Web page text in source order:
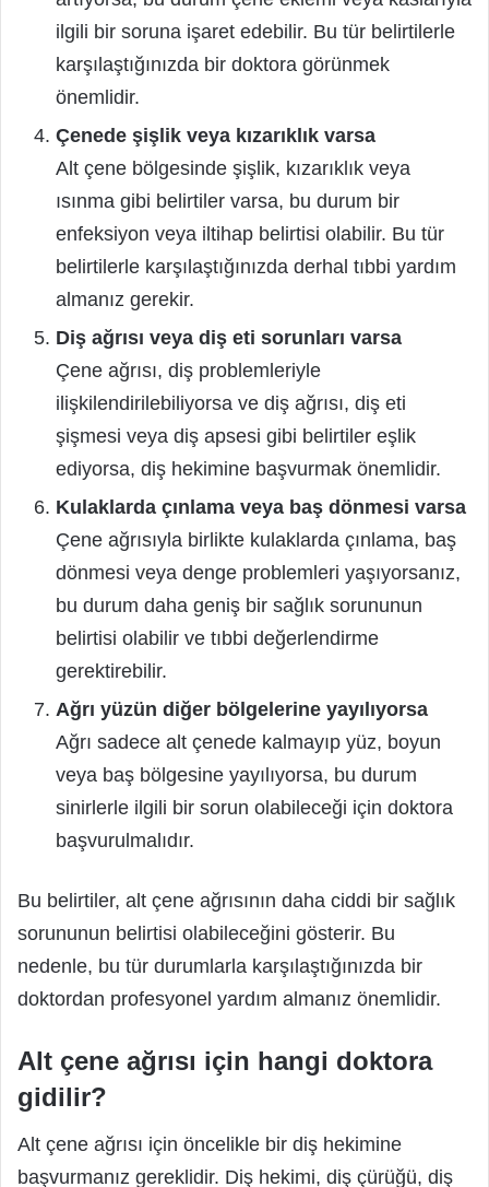
ilgili bir soruna işaret edebilir. Bu tür belirtilerle
karşılaştığınızda bir doktora görünmek
önemlidir.
Çenede şişlik veya kızarıklık varsa
Alt çene bölgesinde şişlik, kızarıklık veya
ısınma gibi belirtiler varsa, bu durum bir
enfeksiyon veya iltihap belirtisi olabilir. Bu tür
belirtilerle karşılaştığınızda derhal tıbbi yardım
almanız gerekir.
Diş ağrısı veya diş eti sorunları varsa
Çene ağrısı, diş problemleriyle
ilişkilendirilebiliyorsa ve diş ağrısı, diş eti
şişmesi veya diş apsesi gibi belirtiler eşlik
ediyorsa, diş hekimine başvurmak önemlidir.
Kulaklarda çınlama veya baş dönmesi varsa
Çene ağrısıyla birlikte kulaklarda çınlama, baş
dönmesi veya denge problemleri yaşıyorsanız,
bu durum daha geniş bir sağlık sorununun
belirtisi olabilir ve tıbbi değerlendirme
gerektirebilir.
Ağrı yüzün diğer bölgelerine yayılıyorsa
Ağrı sadece alt çenede kalmayıp yüz, boyun
veya baş bölgesine yayılıyorsa, bu durum
sinirlerle ilgili bir sorun olabileceği için doktora
başvurulmalıdır.
Bu belirtiler, alt çene ağrısının daha ciddi bir sağlık
sorununun belirtisi olabileceğini gösterir. Bu
nedenle, bu tür durumlarla karşılaştığınızda bir
doktordan profesyonel yardım almanız önemlidir.
Alt çene ağrısı için hangi doktora
gidilir?
Alt çene ağrısı için öncelikle bir diş hekimine
başvurmanız gereklidir. Diş hekimi, diş çürüğü, diş